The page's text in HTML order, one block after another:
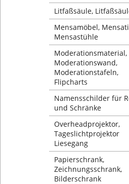
Litfaßsäule,
Mensamöbel,
Mensastühle
Moderationsmaterial,
Moderationswand,
Moderationstafeln,
Flipcharts
Namensschilder für
und Schränke
Overheadprojektor,
Tageslichtprojektor
Liesegang
Papierschrank,
Zeichnungsschrank,
Bilderschrank